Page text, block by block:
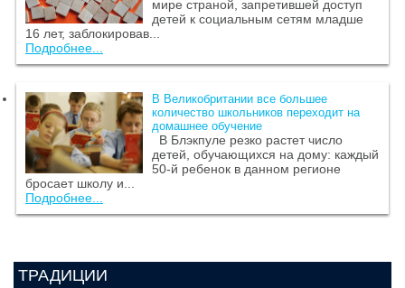
мире страной, запретившей доступ
детей к социальным сетям младше
16 лет, заблокировав...
Подробнее...
В Великобритании все большее
количество школьников переходит на
домашнее обучение
В Блэкпуле резко растет число
детей, обучающихся на дому: каждый
50-й ребенок в данном регионе
бросает школу и...
Подробнее...
ТРАДИЦИИ